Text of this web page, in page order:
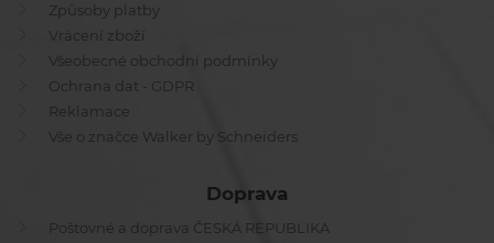
Způsoby platby
Vrácení zboží
Všeobecné obchodní podmínky
Ochrana dat - GDPR
Reklamace
Vše o značce Walker by Schneiders
Doprava
Poštovné a doprava ČESKÁ REPUBLIKA